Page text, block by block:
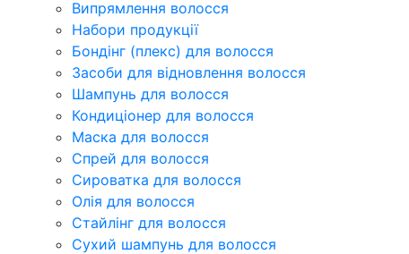
Випрямлення волосся
Набори продукції
Бондінг (плекс) для волосся
Засоби для відновлення волосся
Шампунь для волосся
Кондиціонер для волосся
Маска для волосся
Спрей для волосся
Сироватка для волосся
Олія для волосся
Стайлінг для волосся
Сухий шампунь для волосся